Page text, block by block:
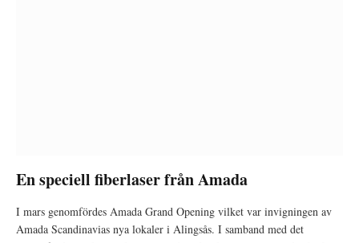
En speciell fiberlaser från Amada
I mars genomfördes Amada Grand Opening vilket var invigningen av
Amada Scandinavias nya lokaler i Alingsås. I samband med det